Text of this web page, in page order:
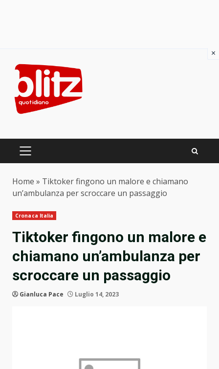
content
PRIMARY
Home » Tiktoker fingono un malore e chiamano
un’ambulanza per scroccare un passaggio
Cronaca Italia
Tiktoker fingono un malore e
chiamano un’ambulanza per
scroccare un passaggio
Gianluca Pace Luglio 14, 2023
×